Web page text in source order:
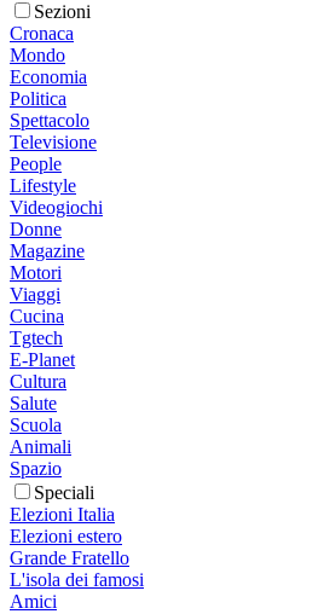
Sezioni
Cronaca
Mondo
Economia
Politica
Spettacolo
Televisione
People
Lifestyle
Videogiochi
Donne
Magazine
Motori
Viaggi
Cucina
Tgtech
E-Planet
Cultura
Salute
Scuola
Animali
Spazio
Speciali
Elezioni Italia
Elezioni estero
Grande Fratello
L'isola dei famosi
Amici